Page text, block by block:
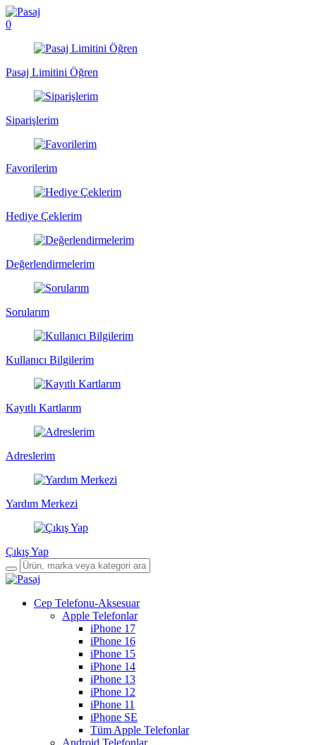
0
Pasaj Limitini Öğren
Siparişlerim
Favorilerim
Hediye Çeklerim
Değerlendirmelerim
Sorularım
Kullanıcı Bilgilerim
Kayıtlı Kartlarım
Adreslerim
Yardım Merkezi
Çıkış Yap
Cep Telefonu-Aksesuar
Apple Telefonlar
iPhone 17
iPhone 16
iPhone 15
iPhone 14
iPhone 13
iPhone 12
iPhone 11
iPhone SE
Tüm Apple Telefonlar
Android Telefonlar